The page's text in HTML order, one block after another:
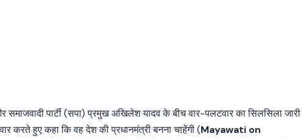
समाजवादी पार्टी (सपा) प्रमुख अखिलेश यादव के बीच वार-पलटवार का सिलसिला जारी
करते हुए कहा कि वह देश की प्रधानमंत्री बनना चाहेंगी (Mayawati on